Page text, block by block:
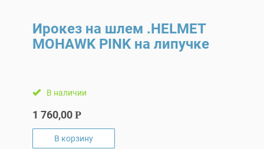
Ирокез на шлем .HELMET
MOHAWK PINK на липучке
В наличии
1 760,00 Р
В корзину